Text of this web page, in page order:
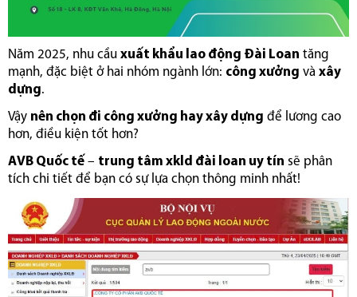
Năm 2025, nhu cầu xuất khẩu lao động Đài Loan tăng
mạnh, đặc biệt ở hai nhóm ngành lớn: công xưởng và xây
dựng.
Vậy nên chọn đi công xưởng hay xây dựng để lương cao
hơn, điều kiện tốt hơn?
AVB Quốc tế – trung tâm xkld đài loan uy tín sẽ phân
tích chi tiết để bạn có sự lựa chọn thông minh nhất!